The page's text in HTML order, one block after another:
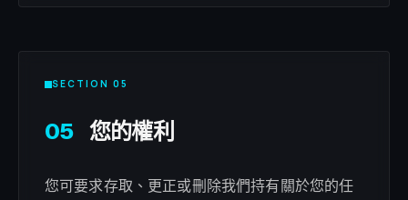
SECTION 05
05 您的權利
您可要求存取、更正或刪除我們持有關於您的任